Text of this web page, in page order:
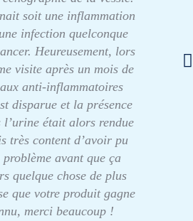
soit une inflammation
infection quelconque
Heureusement, lors
visite après un mois de
anti-inflammatoires
disparue et la présence
l’urine était alors rendue
très content d’avoir pu
avant que ça
quelque chose de plus
que votre produit gagne
merci beaucoup !